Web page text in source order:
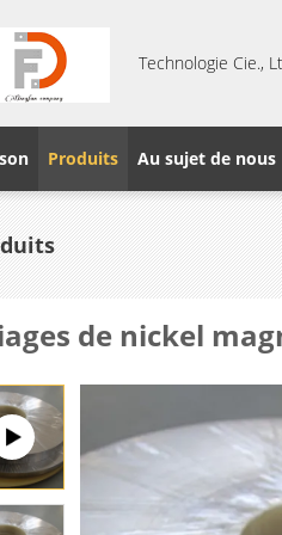
Technologie Cie.,
Produits Au sujet de nous
de nickel